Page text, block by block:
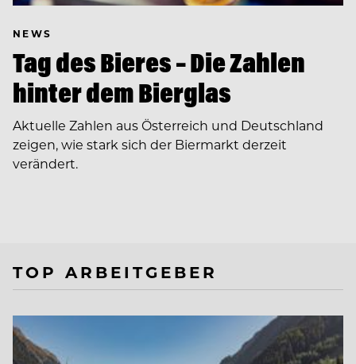
NEWS
Tag des Bieres – Die Zahlen
hinter dem Bierglas
Aktuelle Zahlen aus Österreich und Deutschland
zeigen, wie stark sich der Biermarkt derzeit
verändert.
TOP ARBEITGEBER